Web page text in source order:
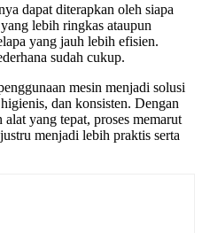
dapat diterapkan oleh siapa
lebih ringkas ataupun
yang jauh lebih efisien.
sudah cukup.
mesin menjadi solusi
dan konsisten. Dengan
yang tepat, proses memarut
menjadi lebih praktis serta